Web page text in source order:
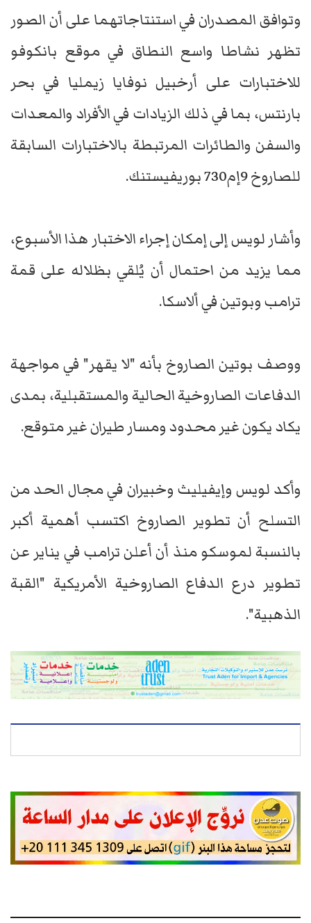
وتوافق المصدران في استنتاجاتهما على أن الصور
تظهر نشاطا واسع النطاق في موقع بانكوفو
للاختبارات على أرخبيل نوفايا زيمليا في بحر
بارنتس، بما في ذلك الزيادات في الأفراد والمعدات
والسفن والطائرات المرتبطة بالاختبارات السابقة
للصاروخ 9إم730 بوريفيستنك.
وأشار لويس إلى إمكان إجراء الاختبار هذا الأسبوع،
مما يزيد من احتمال أن يُلقي بظلاله على قمة
ترامب وبوتين في ألاسكا.
ووصف بوتين الصاروخ بأنه "لا يقهر" في مواجهة
الدفاعات الصاروخية الحالية والمستقبلية، بمدى
يكاد يكون غير محدود ومسار طيران غير متوقع.
وأكد لويس وإيفيليث وخبيران في مجال الحد من
التسلح أن تطوير الصاروخ اكتسب أهمية أكبر
بالنسبة لموسكو منذ أن أعلن ترامب في يناير عن
تطوير درع الدفاع الصاروخية الأمريكية "القبة
الذهبية".